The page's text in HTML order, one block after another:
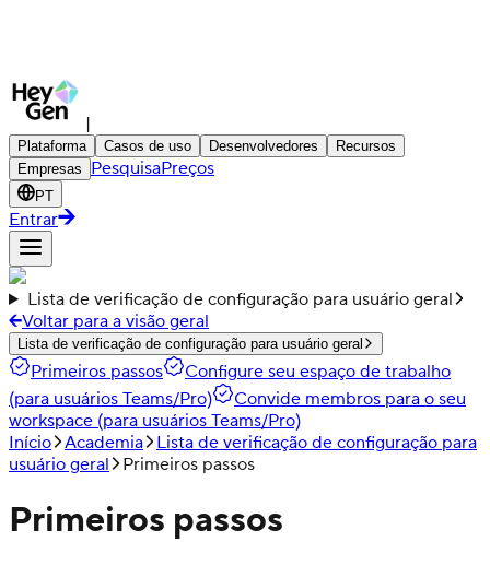
|
Plataforma Casos de uso Desenvolvedores
Recursos
Empresas
PesquisaPreços
PT
Entrar
Lista de verificação de configuração para usuário geral
Voltar para a visão geral
Lista de verificação de configuração para usuário geral
Primeiros passos
Configure seu espaço de trabalho
(para usuários Teams/Pro)
Convide membros para o seu
workspace (para usuários Teams/Pro)
Início Academia
Lista de verificação de configuração para
usuário geral
Primeiros passos
Primeiros passos